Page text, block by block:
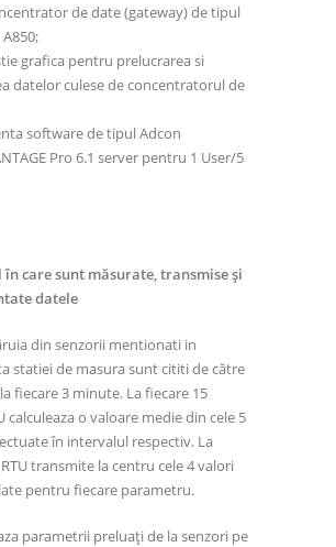
de date (gateway) de tipul
grafica pentru prelucrarea si
datelor culese de concentratorul de
software de tipul Adcon
Pro 6.1 server pentru 1 User/5
în care sunt măsurate, transmise şi
datele
din senzorii mentionati in
statiei de masura sunt cititi de către
fiecare 3 minute. La fiecare 15
calculeaza o valoare medie din cele 5
în intervalul respectiv. La
transmite la centru cele 4 valori
pentru fiecare parametru.
parametrii preluaţi de la senzori pe